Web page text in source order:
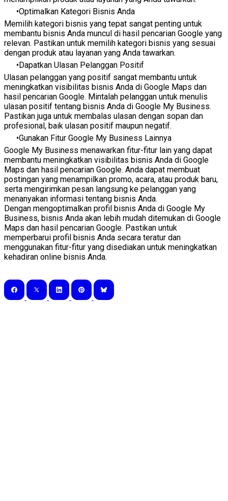
Optimalkan Kategori Bisnis Anda
Memilih kategori bisnis yang tepat sangat penting untuk
membantu bisnis Anda muncul di hasil pencarian Google yang
relevan. Pastikan untuk memilih kategori bisnis yang sesuai
dengan produk atau layanan yang Anda tawarkan.
Dapatkan Ulasan Pelanggan Positif
Ulasan pelanggan yang positif sangat membantu untuk
meningkatkan visibilitas bisnis Anda di Google Maps dan
hasil pencarian Google. Mintalah pelanggan untuk menulis
ulasan positif tentang bisnis Anda di Google My Business.
Pastikan juga untuk membalas ulasan dengan sopan dan
profesional, baik ulasan positif maupun negatif.
Gunakan Fitur Google My Business Lainnya
Google My Business menawarkan fitur-fitur lain yang dapat
membantu meningkatkan visibilitas bisnis Anda di Google
Maps dan hasil pencarian Google. Anda dapat membuat
postingan yang menampilkan promo, acara, atau produk baru,
serta mengirimkan pesan langsung ke pelanggan yang
menanyakan informasi tentang bisnis Anda.
Dengan mengoptimalkan profil bisnis Anda di Google My
Business, bisnis Anda akan lebih mudah ditemukan di Google
Maps dan hasil pencarian Google. Pastikan untuk
memperbarui profil bisnis Anda secara teratur dan
menggunakan fitur-fitur yang disediakan untuk meningkatkan
kehadiran online bisnis Anda.